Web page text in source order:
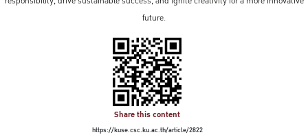
future.
Share this content
https://kuse.csc.ku.ac.th/article/2822